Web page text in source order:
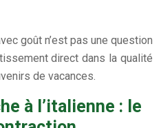
goût n’est pas une question
direct dans la qualité
de vacances.
à l’italienne : le